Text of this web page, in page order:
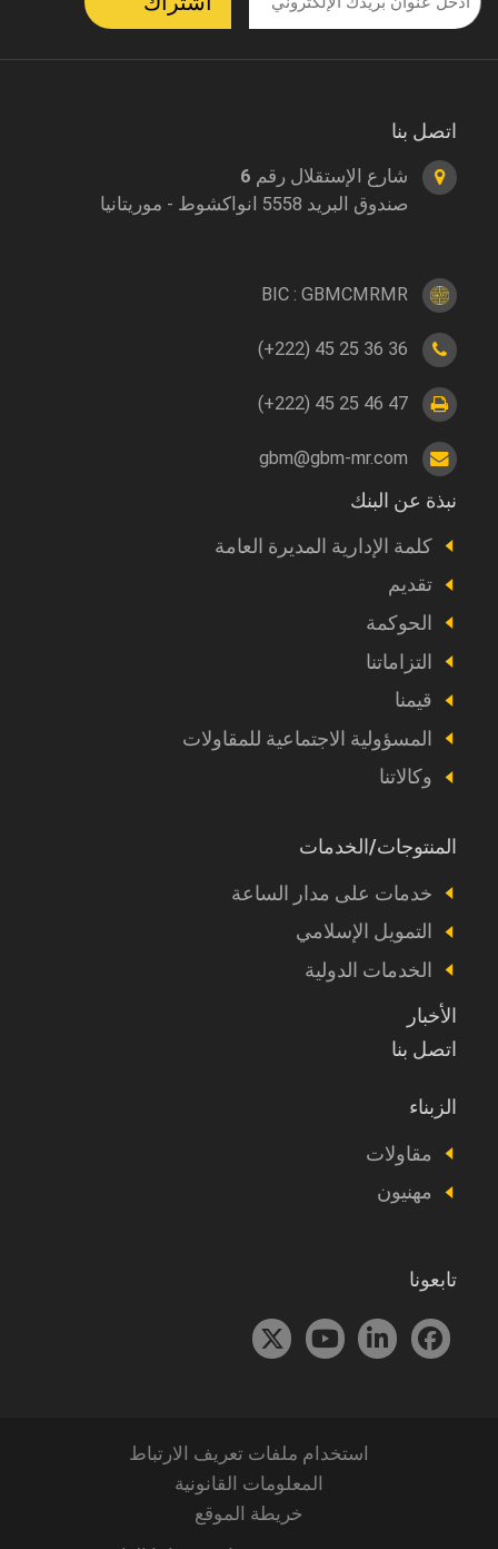
اتصل بنا
شارع الإستقلال رقم 6
صندوق البريد 5558 انواكشوط - موريتانيا
BIC : GBMCMRMR
(+222) 45 25 36 36
(+222) 45 25 46 47
gbm@gbm-mr.com
Footer
a
propos
نبذة عن البنك
كلمة الإدارية المديرة العامة
تقديم
الحوكمة
التزاماتنا
قيمنا
المسؤولية الاجتماعية للمقاولات
وكالاتنا
Footer
Produits
et
autres
المنتوجات/الخدمات
خدمات على مدار الساعة
التمويل الإسلامي
الخدمات الدولية
الأخبار
اتصل بنا
Footer
Vous
êtes
الزبناء
مقاولات
مهنيون
تابعونا
استخدام ملفات تعريف الارتباط
المعلومات القانونية
خريطة الموقع